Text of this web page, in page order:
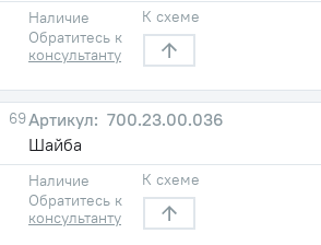
Наличие
Обратитесь к
консультанту
К схеме
69
700.23.00.036
Шайба
Наличие
Обратитесь к
консультанту
К схеме